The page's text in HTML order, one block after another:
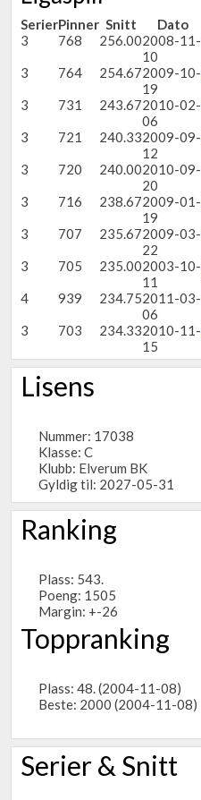
SerierPinner Snitt Dato
3
768 256.002008-11-
10
3
764 254.672009-10-
19
3
731 243.672010-02-
06
3
721 240.332009-09-
12
3
720 240.002010-09-
20
3
716 238.672009-01-
19
3
707 235.672009-03-
22
3
705 235.002003-10-
11
4
939 234.752011-03-
06
3
703 234.332010-11-
15
Lisens
Nummer: 17038
Klasse: C
Klubb: Elverum BK
Gyldig til: 2027-05-31
Ranking
Plass: 543.
Poeng: 1505
Margin: +-26
Toppranking
Plass: 48. (2004-11-08)
Beste: 2000 (2004-11-08)
Serier & Snitt